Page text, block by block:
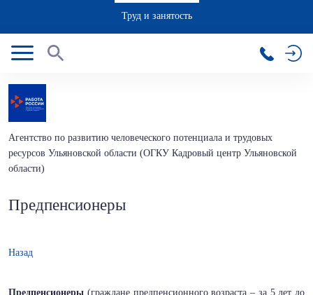
Труд и занятость
Агентство по развитию человеческого потенциала и трудовых
ресурсов Ульяновской области (ОГКУ Кадровый центр Ульяновской
области)
Предпенсионеры
Назад
Предпенсионеры (граждане предпенсионного возраста – за 5 лет до